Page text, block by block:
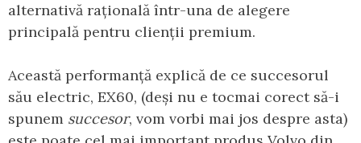
alternativă rațională într-una de alegere
principală pentru clienții premium.
Această performanță explică de ce succesorul
său electric, EX60, (deși nu e tocmai corect să-i
spunem succesor, vom vorbi mai jos despre asta)